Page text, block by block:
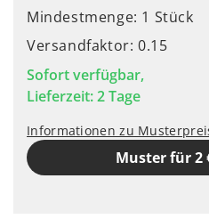
Mindestmenge: 1 Stück
Versandfaktor: 0.15
Sofort verfügbar,
Lieferzeit: 2 Tage
Informationen zu
Muster für 2